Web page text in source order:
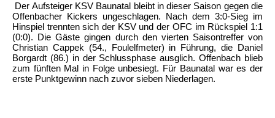
Der Aufsteiger KSV Baunatal bleibt in dieser Saison gegen die
Offenbacher Kickers ungeschlagen. Nach dem 3:0-Sieg im
Hinspiel trennten sich der KSV und der OFC im Rückspiel 1:1
(0:0). Die Gäste gingen durch den vierten Saisontreffer von
Christian Cappek (54., Foulelfmeter) in Führung, die Daniel
Borgardt (86.) in der Schlussphase ausglich. Offenbach blieb
zum fünften Mal in Folge unbesiegt. Für Baunatal war es der
erste Punktgewinn nach zuvor sieben Niederlagen.